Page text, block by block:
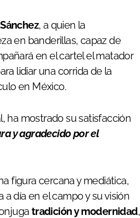
, a quien la
en banderillas, capaz de
en el cartel el matador
lidiar una corrida de la
en México.
ha mostrado su satisfacción
y agradecido por el
figura cercana y mediática,
día en el campo y su visión
tradición y modernidad,